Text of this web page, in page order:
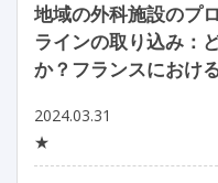
地域の外科施設のプ
ラインの取り込み：
か？フランスにおけ
2024.03.31
★